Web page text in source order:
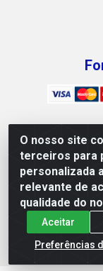
O nosso site
terceiros para
personalizada
relevante de
qualidade do
Aceitar
Preferências
Mix Alimentos
02, S/N - Plano